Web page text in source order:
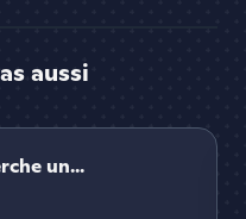
aussi
un...